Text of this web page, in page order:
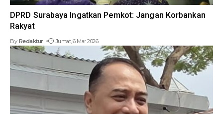
DPRD Surabaya Ingatkan Pemkot: Jangan Korbankan
Rakyat
By Redaktur Jumat, 6 Mar 2026